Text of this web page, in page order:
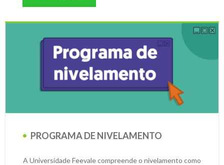
PROGRAMA DE NIVELAMENTO
A Universidade Feevale compreende o nivelamento como